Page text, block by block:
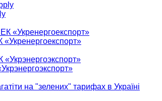
«Укренергоекспорт»
на "зелених" тарифах в Україні